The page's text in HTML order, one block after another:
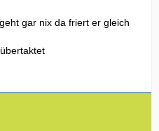
gar nix da friert er gleich